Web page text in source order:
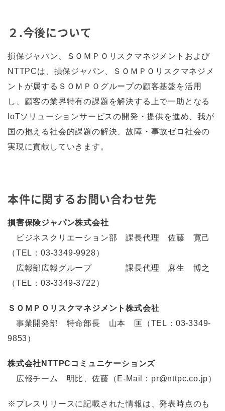
２.今後について
損保ジャパン、ＳＯＭＰＯリスクマネジメントおよび
NTTPCは、損保ジャパン、ＳＯＭＰＯリスクマネジメ
ントが属するＳＯＭＰＯグループの顧客基盤を活用
し、顧客の業界特有の課題を解決する上で一助となる
IoTソリューションサービスの開発・提供を進め、我が
国の抱える社会的課題の解決、故障・事故ゼロ社会の
実現に貢献していきます。
本件に関するお問い合わせ先
損害保険ジャパン株式会社
ビジネスクリエーション部 課長代理 佐藤 寛己
（TEL：03-3349-9928）
広報部広報グループ 課長代理 麻生 博之
（TEL：03-3349-3722）
ＳＯＭＰＯリスクマネジメント株式会社
事業開発部 特命部長 山本 匡（TEL：03-3349-
9853）
株式会社NTTPCコミュニケーションズ
広報チーム 明比、佐藤（E-Mail：pr@nttpc.co.jp）
※プレスリリースに記載された情報は、発表時点のも